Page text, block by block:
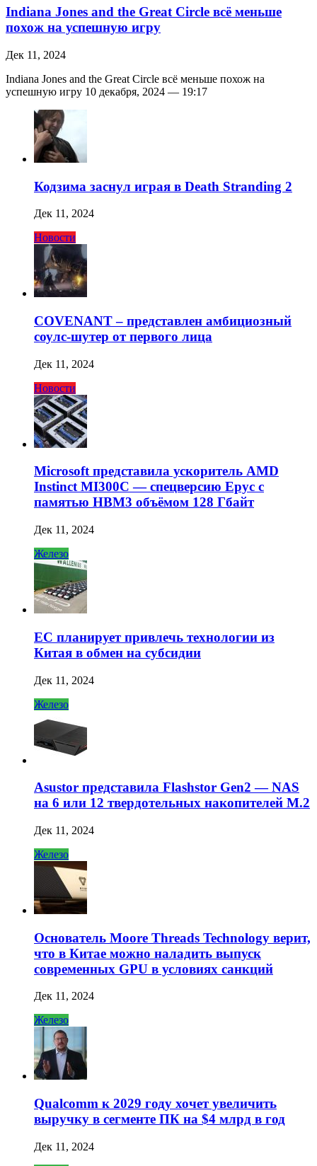
Indiana Jones and the Great Circle всё меньше
похож на успешную игру
Дек 11, 2024
Indiana Jones and the Great Circle всё меньше похож на
успешную игру 10 декабря, 2024 — 19:17
Кодзима заснул играя в Death Stranding 2
Дек 11, 2024
Новости
COVENANT – представлен амбициозный
соулс-шутер от первого лица
Дек 11, 2024
Новости
Microsoft представила ускоритель AMD
Instinct MI300C — спецверсию Epyc с
памятью HBM3 объёмом 128 Гбайт
Дек 11, 2024
Железо
ЕС планирует привлечь технологии из
Китая в обмен на субсидии
Дек 11, 2024
Железо
Asustor представила Flashstor Gen2 — NAS
на 6 или 12 твердотельных накопителей M.2
Дек 11, 2024
Железо
Основатель Moore Threads Technology верит,
что в Китае можно наладить выпуск
современных GPU в условиях санкций
Дек 11, 2024
Железо
Qualcomm к 2029 году хочет увеличить
выручку в сегменте ПК на $4 млрд в год
Дек 11, 2024